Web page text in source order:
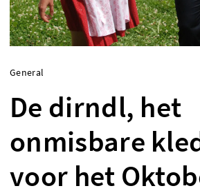
General
De dirndl, het
onmisbare
voor het